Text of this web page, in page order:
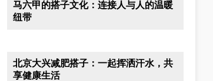
马六甲的搭子文化：连接人与人的温暖
纽带
北京大兴减肥搭子：一起挥洒汗水，共
享健康生活